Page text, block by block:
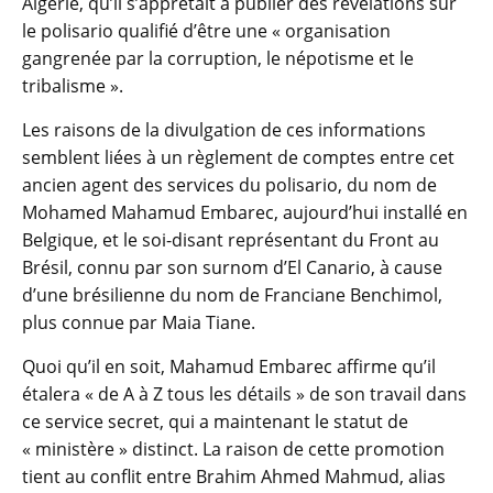
le polisario qualifié d’être une « organisation
gangrenée par la corruption, le népotisme et le
tribalisme ».
Les raisons de la divulgation de ces informations
semblent liées à un règlement de comptes entre cet
ancien agent des services du polisario, du nom de
Mohamed Mahamud Embarec, aujourd’hui installé en
Belgique, et le soi-disant représentant du Front au
Brésil, connu par son surnom d’El Canario, à cause
d’une brésilienne du nom de Franciane Benchimol,
plus connue par Maia Tiane.
Quoi qu’il en soit, Mahamud Embarec affirme qu’il
étalera « de A à Z tous les détails » de son travail dans
ce service secret, qui a maintenant le statut de
« ministère » distinct. La raison de cette promotion
tient au conflit entre Brahim Ahmed Mahmud, alias